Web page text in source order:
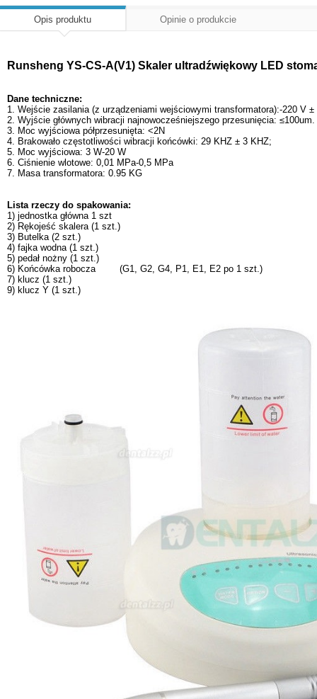
Opis produktu Opinie o produkcie
Runsheng YS-CS-A(V1) Skaler ultradźwiękowy LED
Dane techniczne:
1. Wejście zasilania (z urządzeniami wejściowymi transformatora):-220 V
2. Wyjście głównych wibracji najnowocześniejszego przesunięcia: ≤100um.
3. Moc wyjściowa półprzesunięta: <2N
4. Brakowało częstotliwości wibracji końcówki: 29 KHZ ± 3 KHZ;
5. Moc wyjściowa: 3 W-20 W
6. Ciśnienie wlotowe: 0,01 MPa-0,5 MPa
7. Masa transformatora: 0.95 KG
Lista rzeczy do spakowania:
1) jednostka główna 1 szt
2) Rękojeść skalera (1 szt.)
3) Butelka (2 szt.)
4) fajka wodna (1 szt.)
5) pedał nożny (1 szt.)
6) Końcówka robocza (G1, G2, G4, P1, E1, E2 po 1 szt.)
7) klucz (1 szt.)
9) klucz Y (1 szt.)